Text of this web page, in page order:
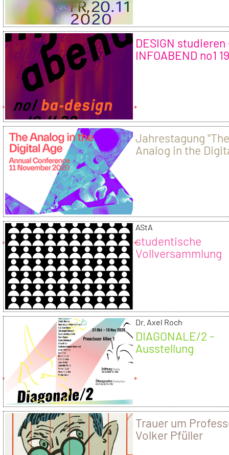
DESIGN studieren
INFOABEND no1
Jahrestagung
Analog in the
AStA
studentische
Vollversammlung
Dr. Axel Roch
DIAGONALE/2 -
Ausstellung
Trauer um
Volker Pfüller